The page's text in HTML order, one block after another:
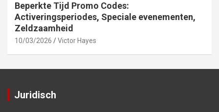
Beperkte Tijd Promo Codes:
Activeringsperiodes, Speciale evenementen,
Zeldzaamheid
10/03/2026 Victor Hayes
Juridisch